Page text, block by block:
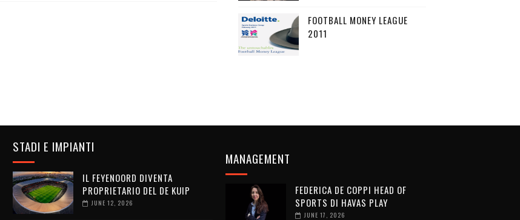
FOOTBALL MONEY LEAGUE
2011
STADI E IMPIANTI
IL FEYENOORD DIVENTA
PROPRIETARIO DEL DE KUIP
JUNE 12, 2026
MANAGEMENT
FEDERICA DE COPPI HEAD OF
SPORTS DI HAVAS PLAY
JUNE 17, 2026